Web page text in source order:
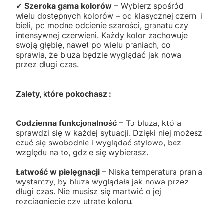
✔ Szeroka gama kolorów – Wybierz spośród
wielu dostępnych kolorów – od klasycznej czerni i
bieli, po modne odcienie szarości, granatu czy
intensywnej czerwieni. Każdy kolor zachowuje
swoją głębię, nawet po wielu praniach, co
sprawia, że bluza będzie wyglądać jak nowa
przez długi czas.
Zalety, które pokochasz :
Codzienna funkcjonalność – To bluza, która
sprawdzi się w każdej sytuacji. Dzięki niej możesz
czuć się swobodnie i wyglądać stylowo, bez
względu na to, gdzie się wybierasz.
Łatwość w pielęgnacji – Niska temperatura prania
wystarczy, by bluza wyglądała jak nowa przez
długi czas. Nie musisz się martwić o jej
rozciągnięcie czy utratę koloru.